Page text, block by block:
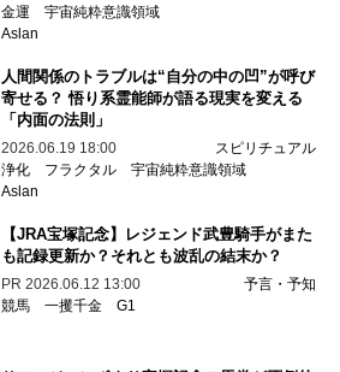
金運 宇宙純粋意識領域
Aslan
人間関係のトラブルは“自分の中の凹”が呼び
寄せる？ 悟り系霊能師が語る現実を変える
「内面の法則」
2026.06.19 18:00
スピリチュアル
浄化
フラクタル 宇宙純粋意識領域
Aslan
【JRA宝塚記念】レジェンド武豊騎手がまた
も記録更新か？それとも波乱の結末か？
PR 2026.06.12 13:00
予言・予知
競馬 一攫千金 G1